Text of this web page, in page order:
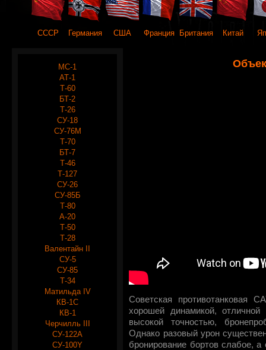
СССР Германия США Франция Британия Китай
МС-1
АТ-1
Т-60
БТ-2
Т-26
СУ-18
СУ-76М
Т-70
БТ-7
Т-46
Т-127
СУ-26
СУ-85Б
Т-80
А-20
Т-50
Т-28
Валентайн II
СУ-5
СУ-85
Т-34
Матильда IV
КВ-1С
КВ-1
Черчилль III
СУ-122А
СУ-100Y
Советская противотанковая
хорошей динамикой,
высокой точностью,
Однако разовый урон
бронирование бортов слабое,